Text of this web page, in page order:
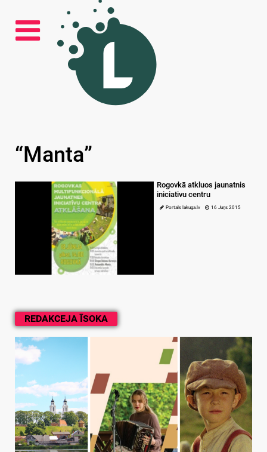
REDAKCEJA ĪSOKA
“Manta”
Rogovkā atkluos jaunatnis
iniciativu centru
Portals lakuga.lv 16 Juņs 2015